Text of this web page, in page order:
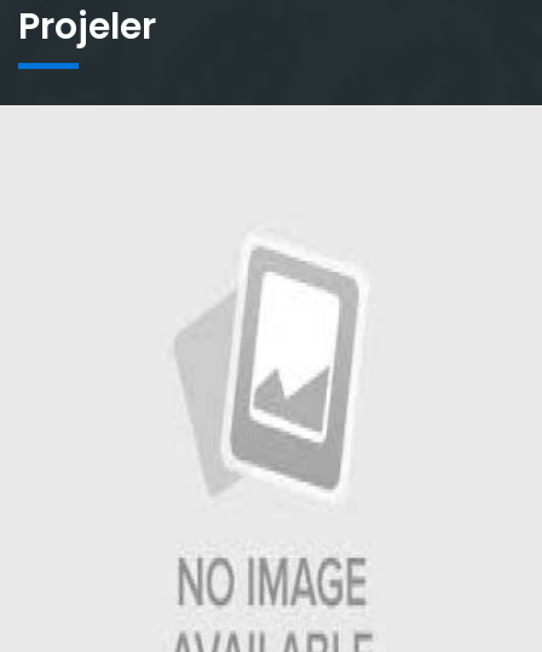
Projeler